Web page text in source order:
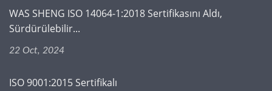
WAS SHENG ISO 14064-1:2018 Sertifikasını Aldı,
Sürdürülebilir...
22 Oct, 2024
ISO 9001:2015 Sertifikalı